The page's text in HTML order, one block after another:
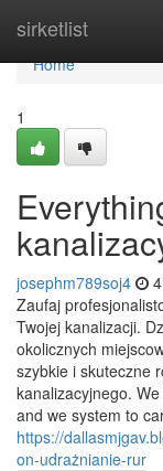
sirketlist
Home
Home
1
josephm789soj4
Zaufaj
Twojej kanalizacji.
okolicznych
szybkie i skuteczne
kanalizacyjnego.
and we system to
https://
on-udrażnianie-rur